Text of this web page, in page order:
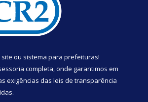
ou sistema para prefeituras!
completa, onde garantimos em
exigências das leis de transparência